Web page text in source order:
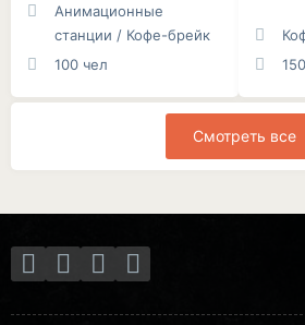
Анимационные
станции / Кофе-брейк
100 чел
Смотреть все